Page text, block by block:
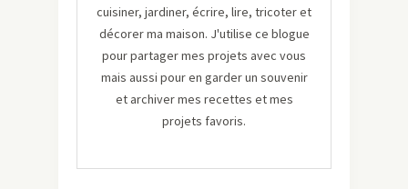
cuisiner, jardiner, écrire, lire, tricoter et
décorer ma maison. J'utilise ce blogue
pour partager mes projets avec vous
mais aussi pour en garder un souvenir
et archiver mes recettes et mes
projets favoris.